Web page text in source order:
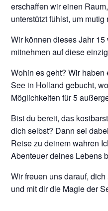
erschaffen wir einen
unterstützt fühlst, um
Wir können dieses Jahr
mitnehmen auf diese
Wohin es geht? Wir
See in Holland gebucht,
Möglichkeiten für 5
Bist du bereit, das
dich selbst? Dann sei
Reise zu deinem wahren
Abenteuer deines Lebens
Wir freuen uns darauf,
und mit dir die Magie der